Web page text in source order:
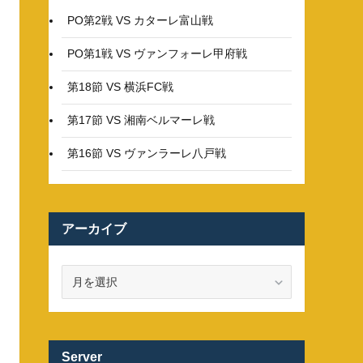
PO第2戦 VS カターレ富山戦
PO第1戦 VS ヴァンフォーレ甲府戦
第18節 VS 横浜FC戦
第17節 VS 湘南ベルマーレ戦
第16節 VS ヴァンラーレ八戸戦
アーカイブ
ブ
Server